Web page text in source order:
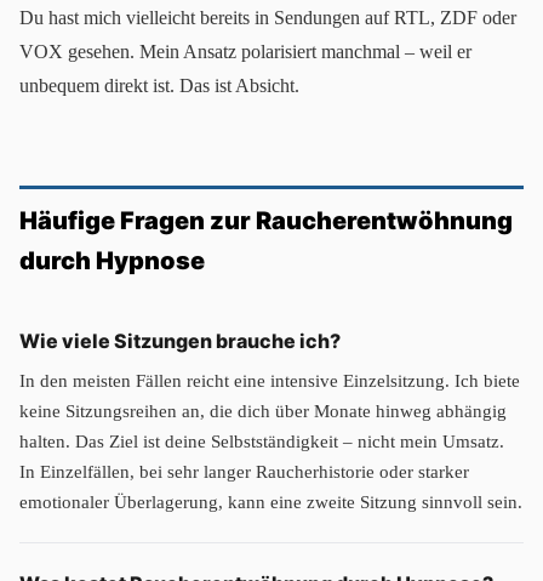
Du hast mich vielleicht bereits in Sendungen auf RTL, ZDF oder
VOX gesehen. Mein Ansatz polarisiert manchmal – weil er
unbequem direkt ist. Das ist Absicht.
Häufige Fragen zur Raucherentwöhnung
durch Hypnose
Wie viele Sitzungen brauche ich?
In den meisten Fällen reicht eine intensive Einzelsitzung. Ich biete
keine Sitzungsreihen an, die dich über Monate hinweg abhängig
halten. Das Ziel ist deine Selbstständigkeit – nicht mein Umsatz.
In Einzelfällen, bei sehr langer Raucherhistorie oder starker
emotionaler Überlagerung, kann eine zweite Sitzung sinnvoll sein.